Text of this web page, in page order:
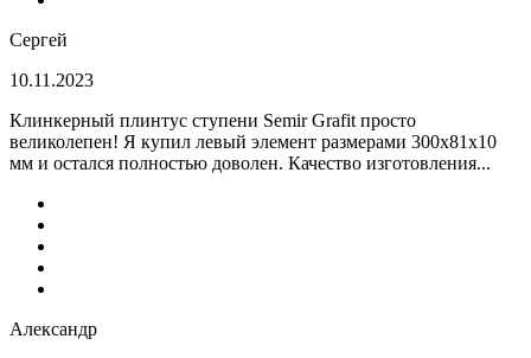
Сергей
10.11.2023
Клинкерный плинтус ступени Semir Grafit просто
великолепен! Я купил левый элемент размерами 300х81х10
мм и остался полностью доволен. Качество изготовления...
Александр